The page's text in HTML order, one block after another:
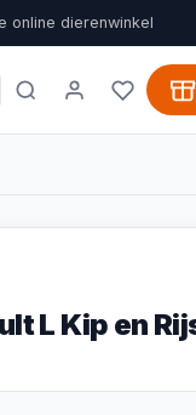
online dierenwinkel
L Kip en